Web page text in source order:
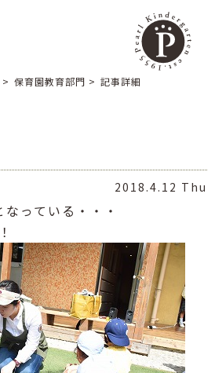
> 保育園教育部門 > 記事詳細
2018.4.12 Thu
っている・・・